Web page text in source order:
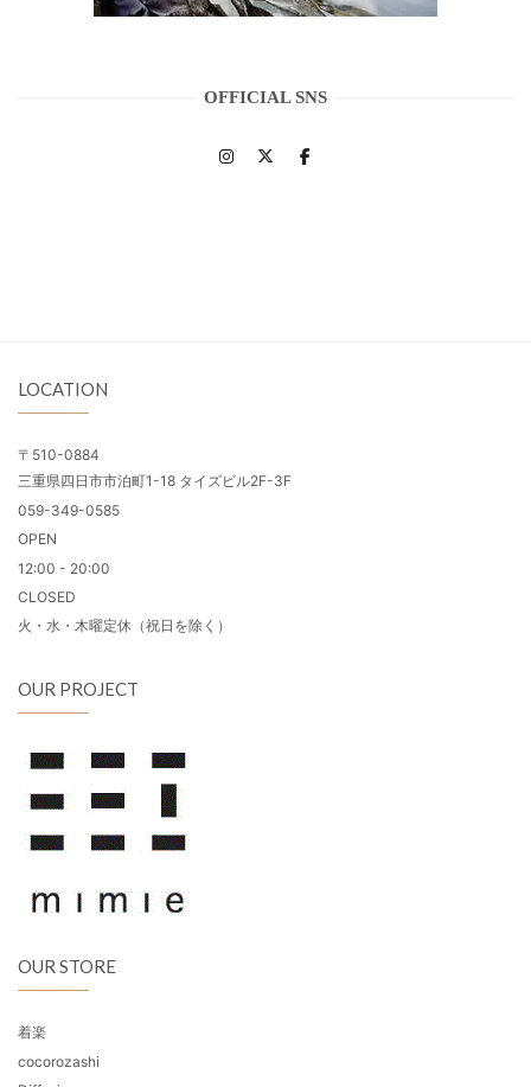
OFFICIAL SNS
LOCATION
〒510-0884
三重県四日市市泊町1-18 タイズビル2F-3F
059-349-0585
OPEN
12:00 - 20:00
CLOSED
火・水・木曜定休（祝日を除く）
OUR PROJECT
OUR STORE
着楽
cocorozashi